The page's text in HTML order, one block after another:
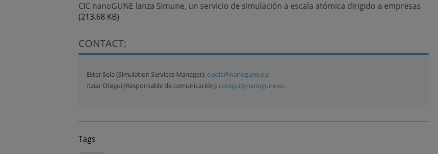
CIC nanoGUNE lanza Simune, un servicio de simulación a escala atómica dirigido a empresas
(213.68 KB)
CONTACT:
Ester Sola (Simulation Services Manager): e.sola@nanogune.eu
Itziar Otegui (Responsable de comunicación): i.otegui@nanogune.eu
Tags